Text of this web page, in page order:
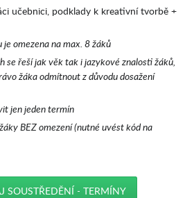
učebnici, podklady k kreativní tvorbě +
omezena na max. 8 žáků
se řeší jak věk tak i jazykové znalosti žáků,
žáka odmítnout z důvodu dosažení
jen jeden termín
BEZ omezení (nutné uvést kód na
SOUSTŘEDĚNÍ - TERMÍNY